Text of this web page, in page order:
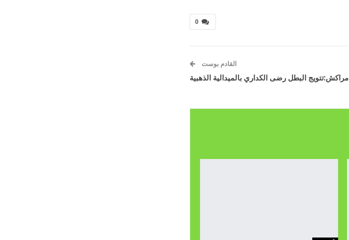
0
القادم بوست
مراكش:تتويج البطل رضى الكداري بالميدالية الذهبية